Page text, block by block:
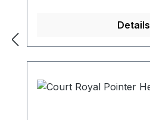
Details